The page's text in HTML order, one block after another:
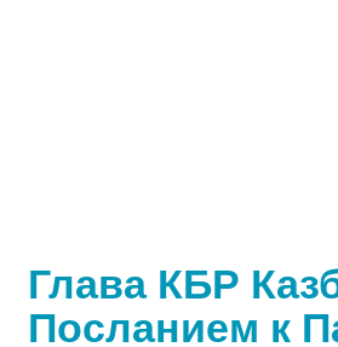
Глава КБР
Посланием к